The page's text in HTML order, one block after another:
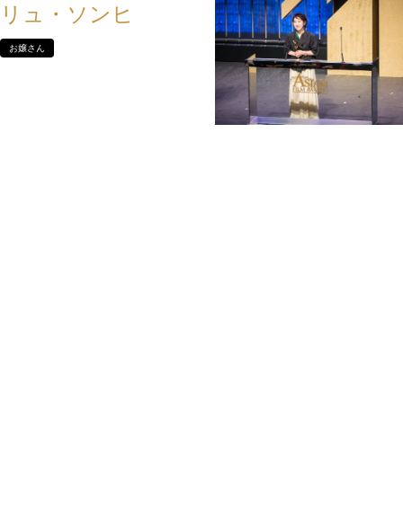
リュ・ソンヒ
お嬢さん